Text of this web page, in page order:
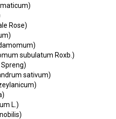
Rose)
subulatum Roxb.)
sativum)
L.)